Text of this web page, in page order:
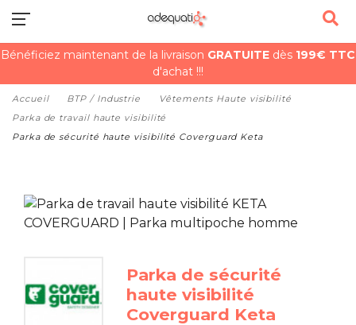
Bénéficiez maintenant de la livraison GRATUITE dès 199€ TTC
d'achat !!!
Accueil BTP / Industrie
Vêtements Haute visibilité
Parka de travail haute visibilité
Parka de sécurité haute visibilité Coverguard Keta
Parka de sécurité
haute visibilité
Coverguard Keta